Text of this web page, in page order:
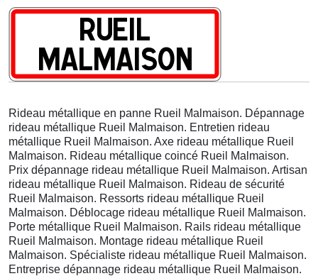
Rideau métallique en panne Rueil Malmaison. Dépannage
rideau métallique Rueil Malmaison. Entretien rideau
métallique Rueil Malmaison. Axe rideau métallique Rueil
Malmaison. Rideau métallique coincé Rueil Malmaison.
Prix dépannage rideau métallique Rueil Malmaison. Artisan
rideau métallique Rueil Malmaison. Rideau de sécurité
Rueil Malmaison. Ressorts rideau métallique Rueil
Malmaison. Déblocage rideau métallique Rueil Malmaison.
Porte métallique Rueil Malmaison. Rails rideau métallique
Rueil Malmaison. Montage rideau métallique Rueil
Malmaison. Spécialiste rideau métallique Rueil Malmaison.
Entreprise dépannage rideau métallique Rueil Malmaison.